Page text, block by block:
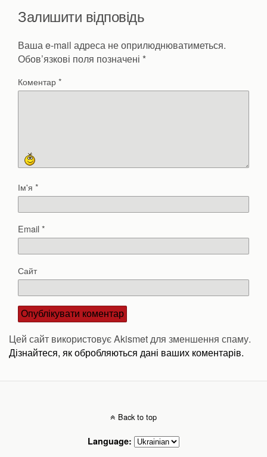
Залишити відповідь
Ваша e-mail адреса не оприлюднюватиметься.
Обов’язкові поля позначені *
Коментар*
Ім'я *
Email*
Сайт
Цей сайт використовує Akismet для зменшення спаму.
Дізнайтеся, як обробляються дані ваших коментарів.
Back to top
Language: